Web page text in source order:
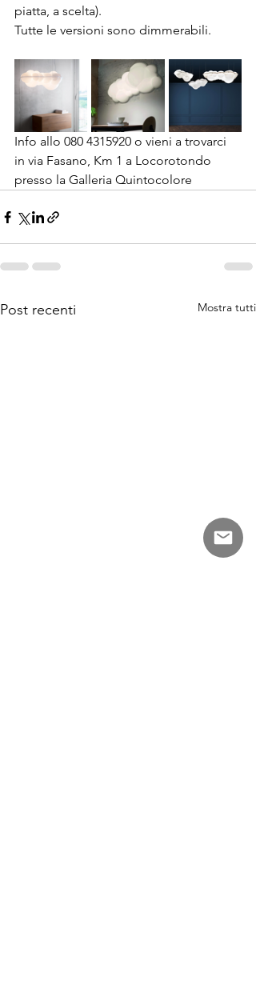
piatta, a scelta).
Tutte le versioni sono dimmerabili.
Info allo 080 4315920 o vieni a trovarci
in via Fasano, Km 1 a Locorotondo
presso la Galleria Quintocolore
Post recenti Mostra tutti